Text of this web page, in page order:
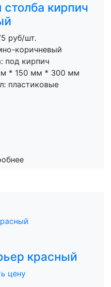
кирпич
руб/шт.
коричневый
под кирпич
* 150 мм * 300 мм
пластиковые
красный
цену